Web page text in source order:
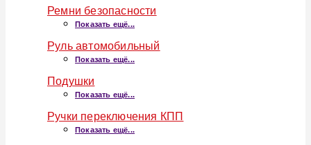
Ремни безопасности
Показать ещё...
Руль автомобильный
Показать ещё...
Подушки
Показать ещё...
Ручки переключения КПП
Показать ещё...